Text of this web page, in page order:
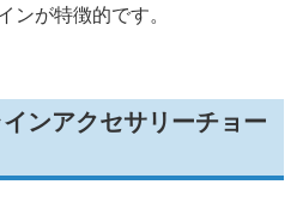
が特徴的です。
ンアクセサリーチョー